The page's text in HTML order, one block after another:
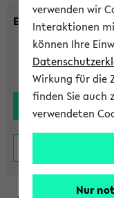
Einrichtung:
verwenden wir
Interaktionen
können Ihre
Wirkung für die
finden Sie auch
verwendeten
Nur